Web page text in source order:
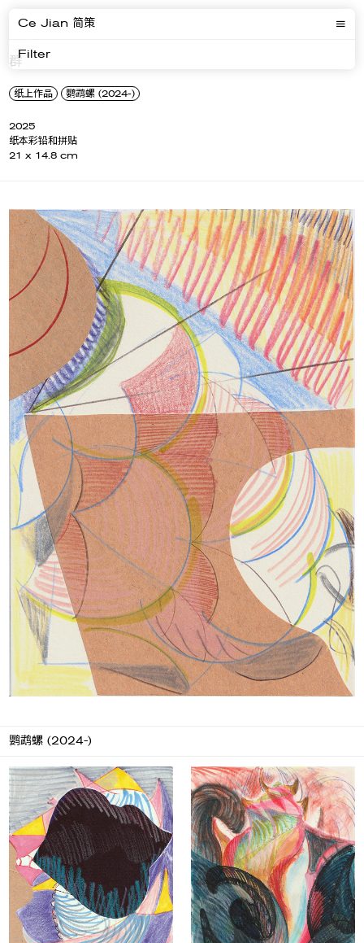
Ce Jian 简策
Filter
群
鹦鹉螺 (2024-)
纸上作品
2025
纸本彩铅和拼贴
21 x 14.8 cm
鹦鹉螺 (2024-)